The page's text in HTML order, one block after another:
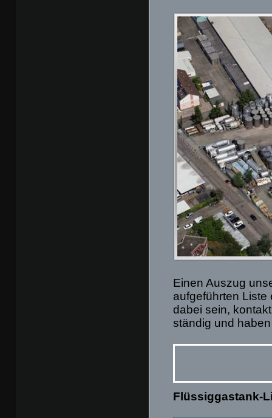
Einen Auszug
aufgeführten Liste
dabei sein,
ständig und
Flüssiggastank-